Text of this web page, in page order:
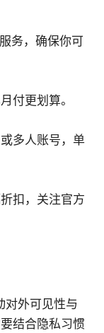
务，确保你可
付更划算。
多人账号，单
扣，关注官方
对外可见性与
结合隐私习惯